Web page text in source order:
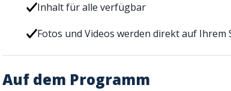
Inhalt für alle verfügbar
Fotos und Videos werden direkt auf
Auf dem Programm